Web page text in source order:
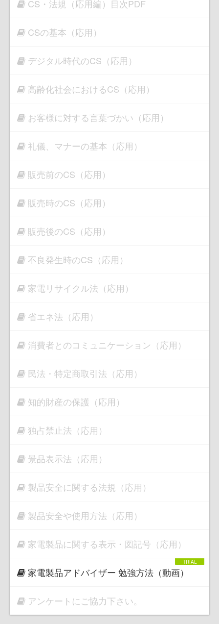
CS・法規（応用編）目次PDF
CSの基本（応用）
デジタル時代のCS（応用）
高齢化社会におけるCS（応用）
お客様に対する言葉づかい（応用）
礼儀、マナーの基本（応用）
販売前のCS（応用）
販売時のCS（応用）
販売後のCS（応用）
不良発生時のCS（応用）
家電リサイクル法（応用）
省エネ法（応用）
消費者とのコミュニケーション（応用）
民法・特定商取引法（応用）
知的財産の保護（応用）
独占禁止法（応用）
景品表示法（応用）
製品安全に関する法規（応用）
製品安全や使用方法（応用）
家電製品に関する表示・図記号（応用）
家電製品アドバイザー 勉強方法（動画）
アンケートにご協力下さい。